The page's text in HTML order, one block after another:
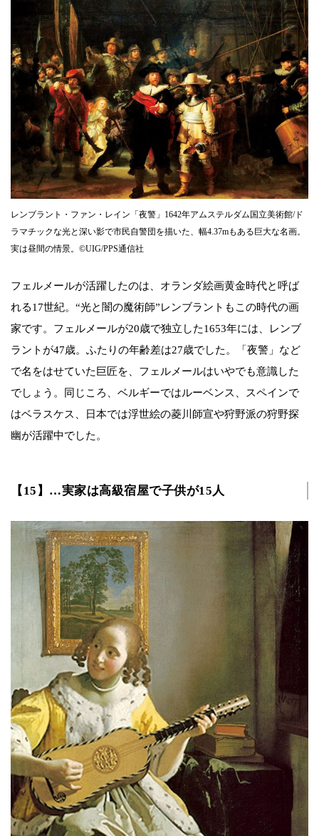
レンブラント・ファン・レイン「夜警」1642年アムステルダム国立美術館/ド
ラマチックな光と深い影で市民自警団を描いた、幅4.37mもある巨大な名画。
実は昼間の情景。©UIG/PPS通信社
フェルメールが活躍したのは、オランダ絵画黄金時代と呼ば
れる17世紀。“光と闇の魔術師”レンブラントもこの時代の画
家です。フェルメールが20歳で独立した1653年には、レンブ
ラントが47歳。ふたりの年齢差は27歳でした。「夜警」など
で名をはせていた巨匠を、フェルメールはいやでも意識した
でしょう。同じころ、ベルギーではルーベンス、スペインで
はベラスケス、日本では浮世絵の菱川師宣や狩野派の狩野探
幽が活躍中でした。
【15】…実家は高級宿屋で子供が15人